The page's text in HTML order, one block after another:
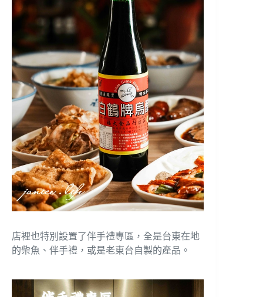
店裡也特別設置了伴手禮專區，全是台東在地
的柴魚、伴手禮，或是老東台自製的產品。